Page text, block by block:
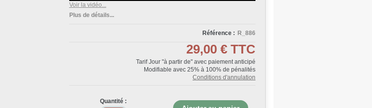
Voir la vidéo...
Plus de détails...
Référence : R_886
29,00 € TTC
Tarif Jour "à partir de" avec paiement anticipé
Modifiable avec 25% à 100% de pénalités
Conditions d'annulation
Quantité :